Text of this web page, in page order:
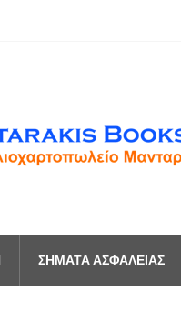
ΣΉΜΑΤΑ ΑΣΦΑΛΕΊΑΣ